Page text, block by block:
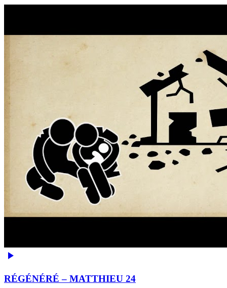
RÉGÉNÉRÉ – MATTHIEU 24